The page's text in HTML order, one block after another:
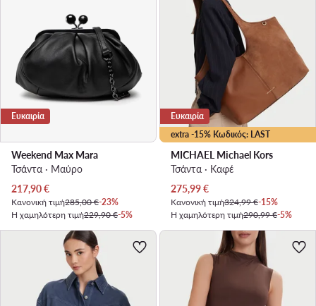
Ευκαιρία
Weekend Max Mara
Τσάντα · Μαύρο
Τρέχουσα τιμή
217,90€
Κανονική τιμή285,00 €-23%
Η χαμηλότερη τιμή229,90 €-5%
extra -15% Κωδικός: LAST
Ευκαιρία
MICHAEL Michael Kors
Τσάντα · Καφέ
Τρέχουσα τιμή
275,99€
Κανονική τιμή324,99 €-15%
Η χαμηλότερη τιμή290,99 €-5%